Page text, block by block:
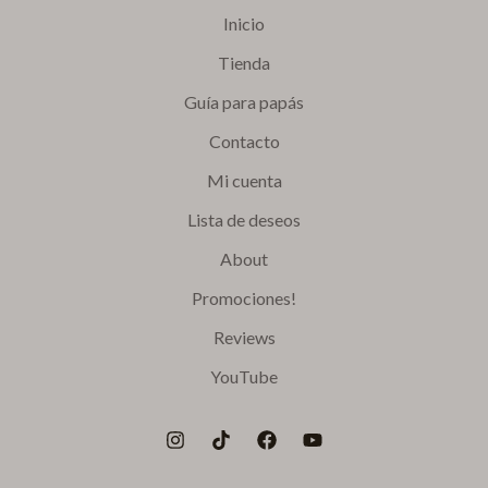
Inicio
Tienda
Guía para papás
Contacto
Mi cuenta
Lista de deseos
About
Promociones!
Reviews
YouTube